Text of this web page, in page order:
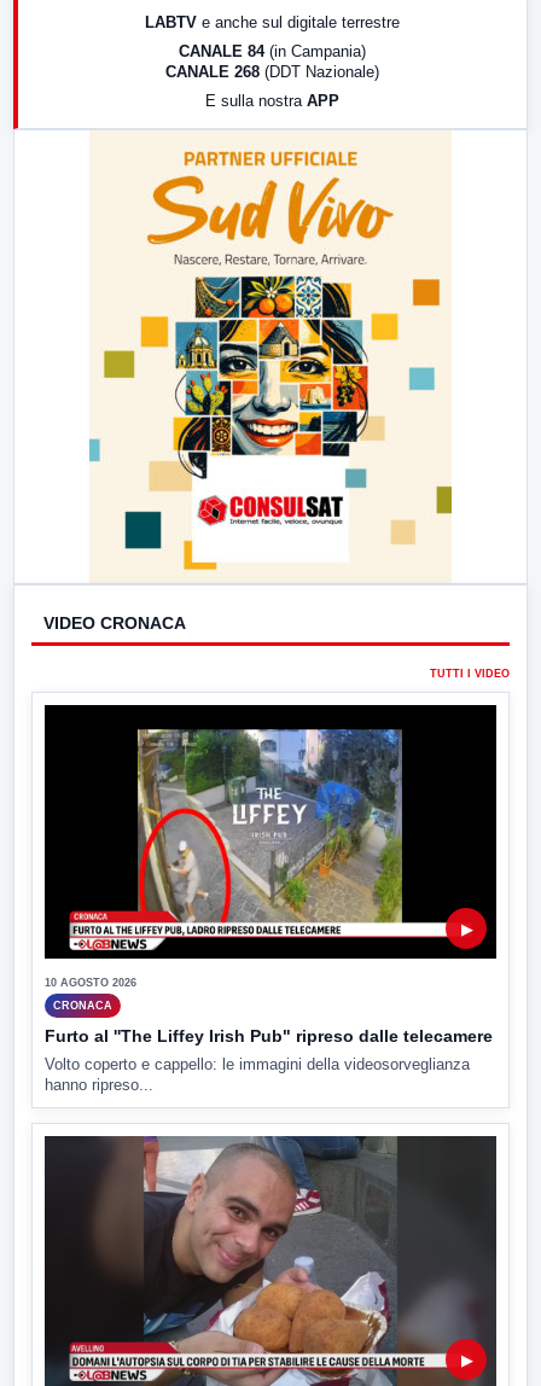
LABTV e anche sul digitale terrestre
CANALE 84 (in Campania)
CANALE 268 (DDT Nazionale)
E sulla nostra APP
VIDEO CRONACA
TUTTI I VIDEO
▶
10 AGOSTO 2026
CRONACA
Furto al ''The Liffey Irish Pub" ripreso dalle telecamere
Volto coperto e cappello: le immagini della videosorveglianza
hanno ripreso...
▶